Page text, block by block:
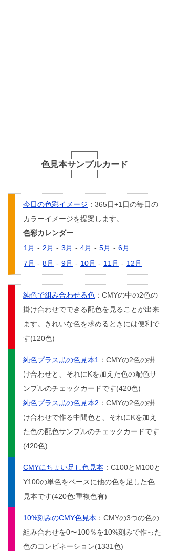
色見本サンプルカード
今日の色彩イメージ ：365日+1日の毎日の
カラーイメージを提案します。
色彩カレンダー
1月 - 2月 - 3月 - 4月 - 5月 - 6月
7月 - 8月 - 9月 - 10月 - 11月 - 12月
純色で組み合わせる色 ：CMYの中の2色の
掛け合わせでできる配色を見ることが出来
ます。きれいな色を求めるときには便利で
す(120色)
純色プラス黒の色見本1 ：CMYの2色の掛
け合わせと、それにKを加えた色の配色サ
ンプルのチェックカードです(420色)
純色プラス黒の色見本2 ：CMYの2色の掛
け合わせで作る中間色と、それにKを加え
た色の配色サンプルのチェックカードです
(420色)
CMYにちょい足し色見本 ：C100とM100と
Y100の単色をベースに他の色を足した色
見本です(420色:重複色有)
10%刻みのCMY色見本 ：CMYの3つの色の
組み合わせを0〜100％を10%刻みで作った
色のコンビネーション(1331色)